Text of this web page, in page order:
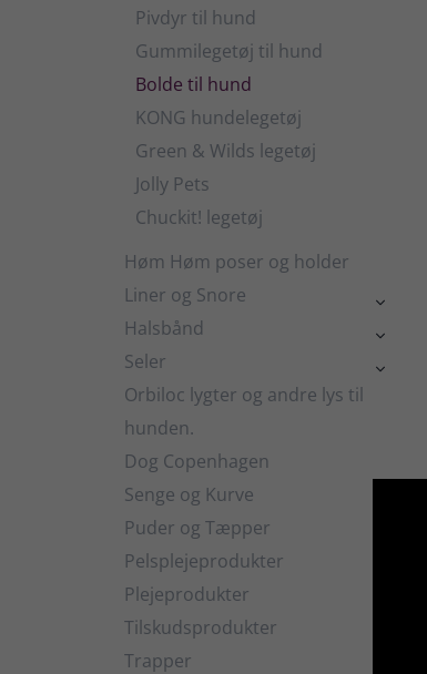
Pivdyr til hund
Gummilegetøj til hund
Bolde til hund
KONG hundelegetøj
Green & Wilds legetøj
Jolly Pets
Chuckit! legetøj
Høm Høm poser og holder
Liner og Snore

Halsbånd 
Seler 
Orbiloc lygter og andre lys til
hunden.
Dog Copenhagen
Senge og Kurve
Puder og Tæpper
Pelsplejeprodukter
Plejeprodukter
Tilskudsprodukter
Trapper